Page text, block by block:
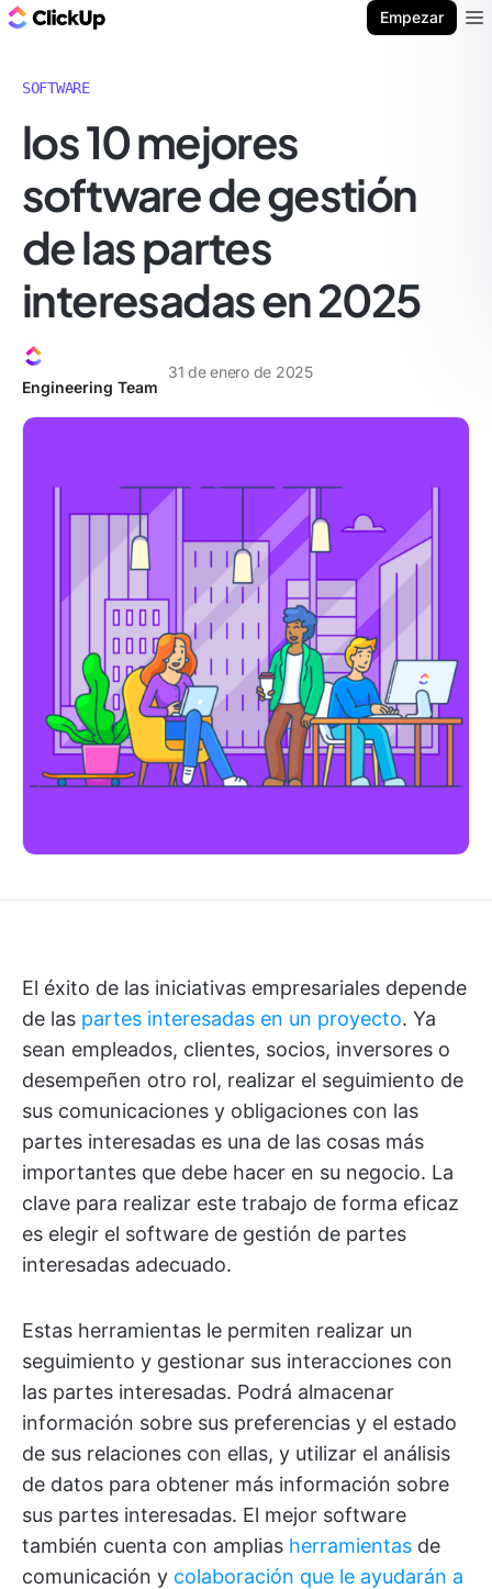
Empezar
SOFTWARE
los 10 mejores
software de gestión
de las partes
interesadas en 2025
Engineering Team
31 de enero de 2025
El éxito de las iniciativas empresariales depende
de las partes interesadas en un proyecto. Ya
sean empleados, clientes, socios, inversores o
desempeñen otro rol, realizar el seguimiento de
sus comunicaciones y obligaciones con las
partes interesadas es una de las cosas más
importantes que debe hacer en su negocio. La
clave para realizar este trabajo de forma eficaz
es elegir el software de gestión de partes
interesadas adecuado.
Estas herramientas le permiten realizar un
seguimiento y gestionar sus interacciones con
las partes interesadas. Podrá almacenar
información sobre sus preferencias y el estado
de sus relaciones con ellas, y utilizar el análisis
de datos para obtener más información sobre
sus partes interesadas. El mejor software
también cuenta con amplias herramientas de
comunicación y colaboración que le ayudarán a